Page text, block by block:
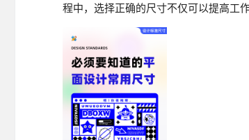
程中，选择正确的尺寸不仅可以提高工